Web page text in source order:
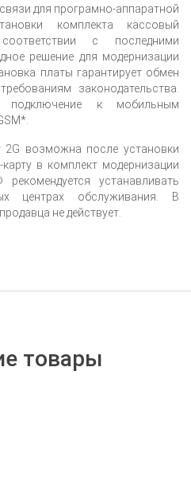
для програмно-аппаратной
комплекта кассовый
с последними
решение для модернизации
платы гарантирует обмен
законодательства.
подключение к мобильным
возможна после установки
в комплект модернизации
устанавливать
центрах обслуживания. В
не действует.
товары